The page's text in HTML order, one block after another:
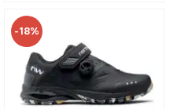
-18%